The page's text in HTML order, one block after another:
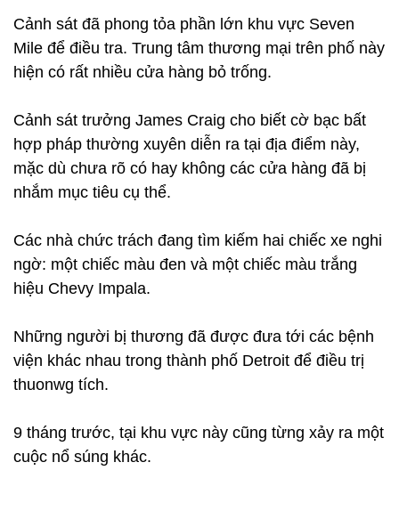
Cảnh sát đã phong tỏa phần lớn khu vực Seven
Mile để điều tra. Trung tâm thương mại trên phố này
hiện có rất nhiều cửa hàng bỏ trống.
Cảnh sát trưởng James Craig cho biết cờ bạc bất
hợp pháp thường xuyên diễn ra tại địa điểm này,
mặc dù chưa rõ có hay không các cửa hàng đã bị
nhắm mục tiêu cụ thể.
Các nhà chức trách đang tìm kiếm hai chiếc xe nghi
ngờ: một chiếc màu đen và một chiếc màu trắng
hiệu Chevy Impala.
Những người bị thương đã được đưa tới các bệnh
viện khác nhau trong thành phố Detroit để điều trị
thuonwg tích.
9 tháng trước, tại khu vực này cũng từng xảy ra một
cuộc nổ súng khác.